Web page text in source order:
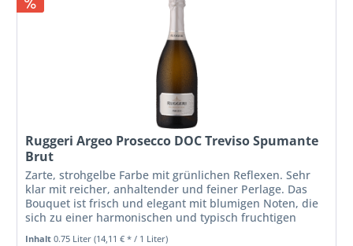
Ruggeri Argeo Prosecco DOC Treviso Spumante
Brut
Zarte, strohgelbe Farbe mit grünlichen Reflexen. Sehr
klar mit reicher, anhaltender und feiner Perlage. Das
Bouquet ist frisch und elegant mit blumigen Noten, die
sich zu einer harmonischen und typisch fruchtigen
Gesamtheit mit...
Inhalt0.75 Liter(14,11 € * / 1 Liter)